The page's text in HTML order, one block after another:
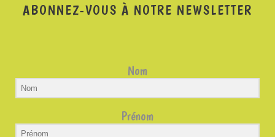
ABONNEZ-VOUS À NOTRE NEWSLETTER
Nom
Prénom